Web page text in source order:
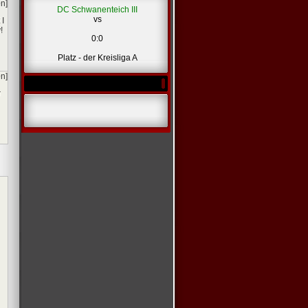
DC Schwanenteich III
vs
0:0
Platz - der Kreisliga A